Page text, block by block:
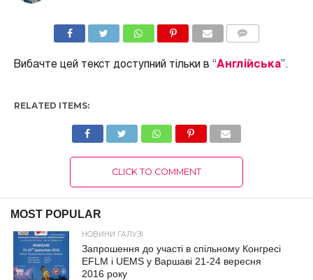
Вибачте цей текст доступний тільки в “Англійська”.
RELATED ITEMS:
CLICK TO COMMENT
MOST POPULAR
НОВИНИ ГАЛУЗІ
Запрошення до участі в спільному Конгресі
EFLM і UEMS у Варшаві 21-24 вересня
2016 року